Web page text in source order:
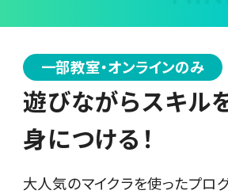
一部教室・オンラインのみ
遊びながらスキル
身につける！
大人気のマイクラを使ったプロ